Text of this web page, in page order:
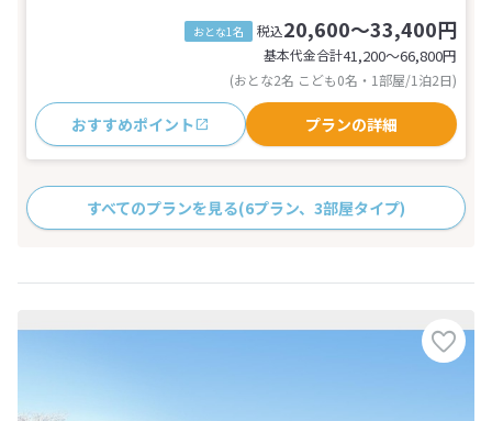
おとな1名 税込20,600～33,400円
基本代金合計41,200〜66,800円
(おとな2名 こども0名・1部屋/1泊2日)
おすすめポイント プランの詳細
すべてのプランを見る(6プラン、3部屋タイプ)